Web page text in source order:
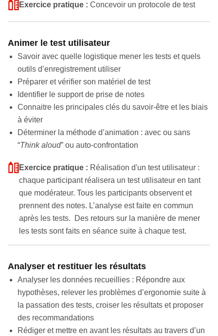
Exercice pratique : Concevoir un protocole de test
Animer le test utilisateur
Savoir avec quelle logistique mener les tests et quels
outils d’enregistrement utiliser
Préparer et vérifier son matériel de test
Identifier le support de prise de notes
Connaitre les principales clés du savoir-être et les biais
à éviter
Déterminer la méthode d’animation : avec ou sans
“Think aloud” ou auto-confrontation
Exercice pratique : Réalisation d'un test utilisateur :
chaque participant réalisera un test utilisateur en tant
que modérateur. Tous les participants observent et
prennent des notes. L’analyse est faite en commun
après les tests. Des retours sur la manière de mener
les tests sont faits en séance suite à chaque test.
Analyser et restituer les résultats
Analyser les données recueillies : Répondre aux
hypothèses, relever les problèmes d’ergonomie suite à
la passation des tests, croiser les résultats et proposer
des recommandations
Rédiger et mettre en avant les résultats au travers d’un